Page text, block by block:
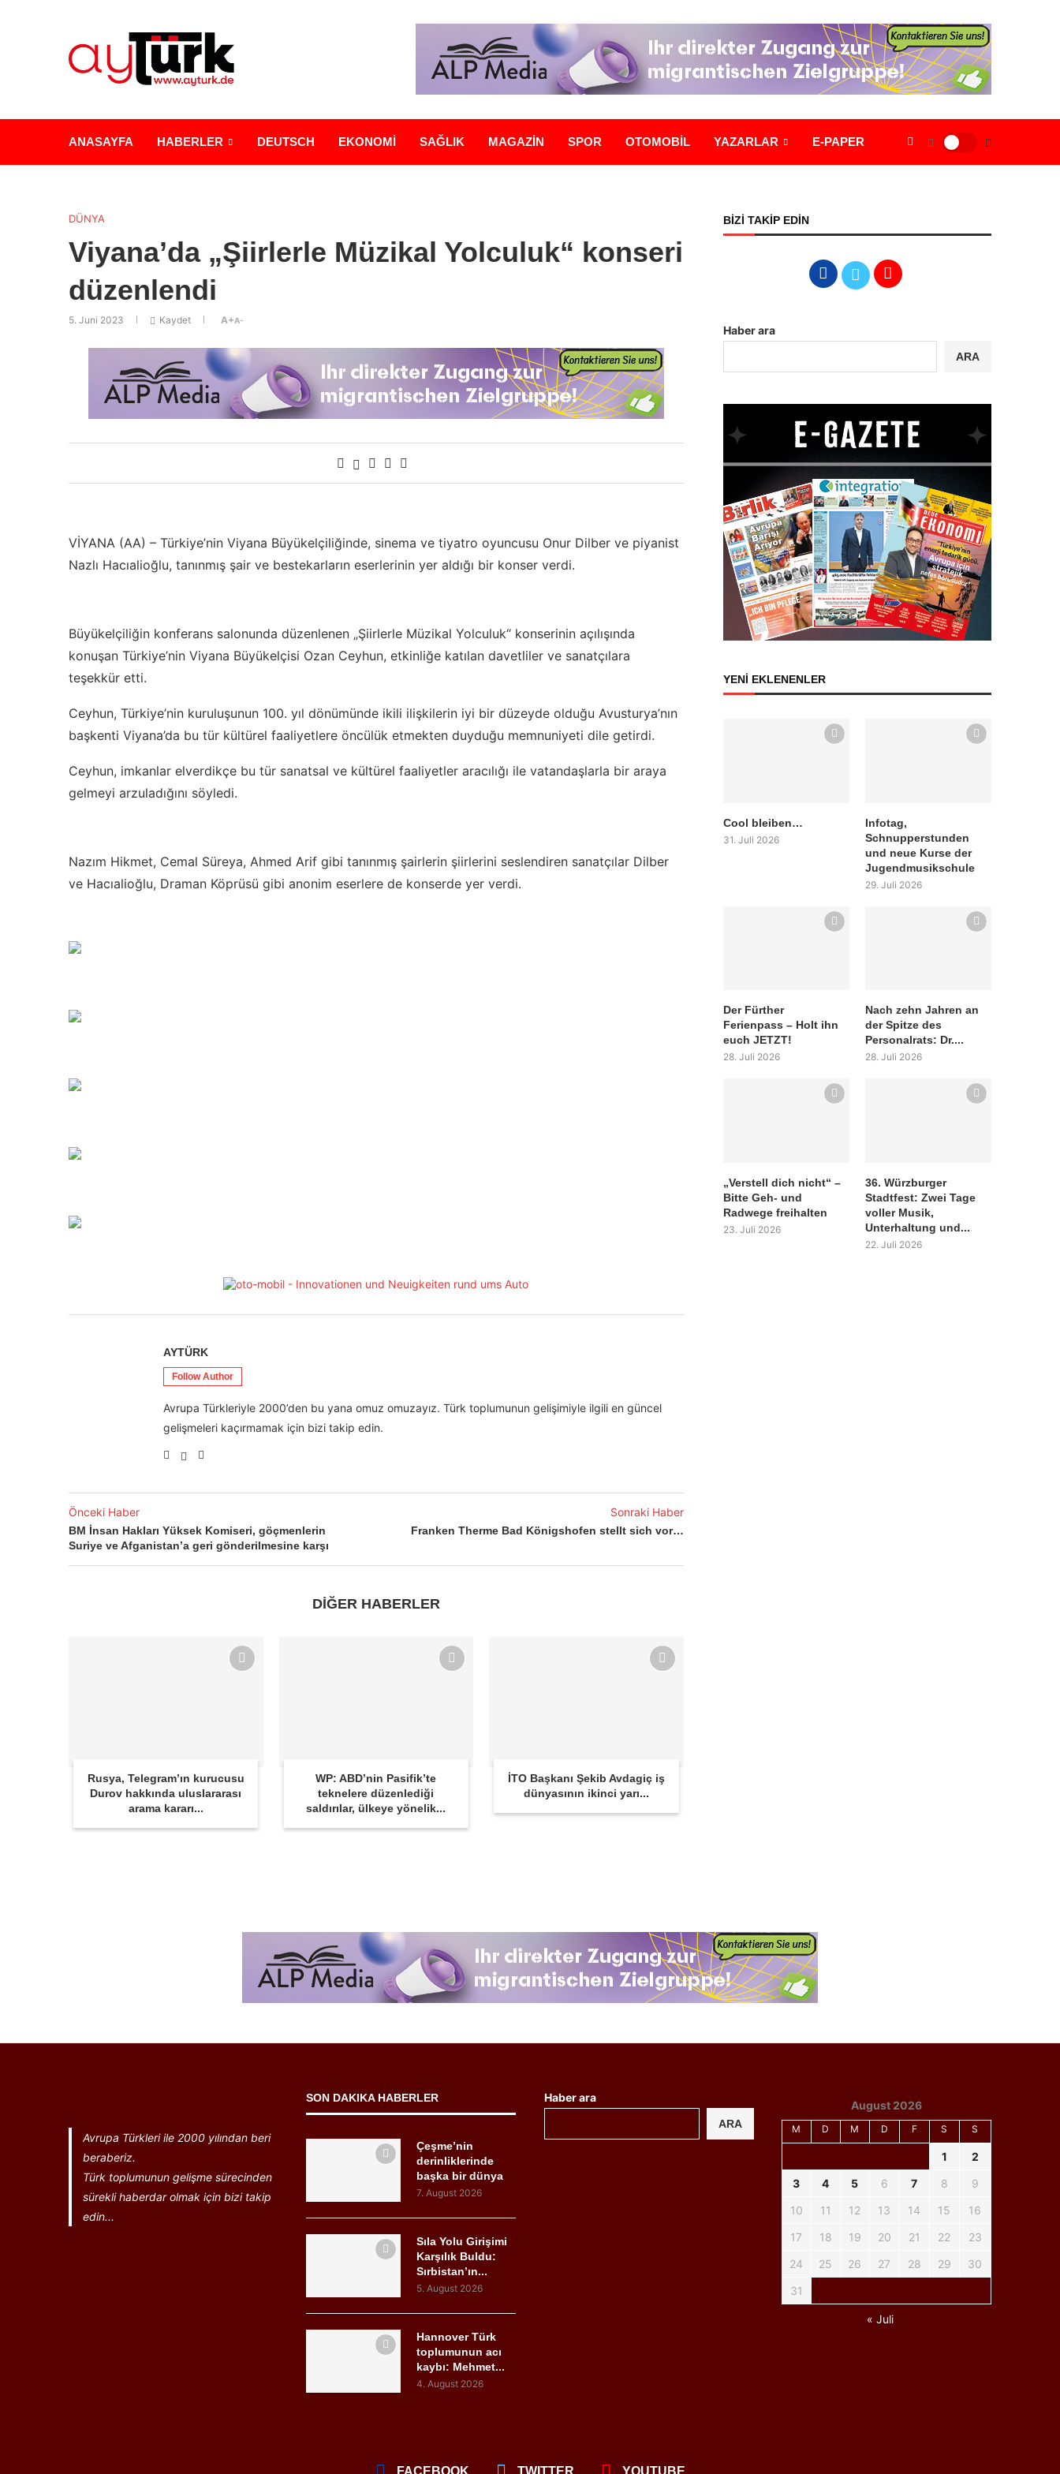
ANASAYFA HABERLER DEUTSCH EKONOMİ SAĞLIK MAGAZİN SPOR OTOMOBİL YAZARLAR E-PAPER
DÜNYA
Viyana’da „Şiirlerle Müzikal Yolculuk“ konseri
düzenlendi
5. Juni 2023 Kaydet A+A-
VİYANA (AA) – Türkiye’nin Viyana Büyükelçiliğinde, sinema ve tiyatro oyuncusu Onur Dilber ve piyanist
Nazlı Hacıalioğlu, tanınmış şair ve bestekarların eserlerinin yer aldığı bir konser verdi.
Büyükelçiliğin konferans salonunda düzenlenen „Şiirlerle Müzikal Yolculuk“ konserinin açılışında
konuşan Türkiye’nin Viyana Büyükelçisi Ozan Ceyhun, etkinliğe katılan davetliler ve sanatçılara
teşekkür etti.
Ceyhun, Türkiye’nin kuruluşunun 100. yıl dönümünde ikili ilişkilerin iyi bir düzeyde olduğu Avusturya’nın
başkenti Viyana’da bu tür kültürel faaliyetlere öncülük etmekten duyduğu memnuniyeti dile getirdi.
Ceyhun, imkanlar elverdikçe bu tür sanatsal ve kültürel faaliyetler aracılığı ile vatandaşlarla bir araya
gelmeyi arzuladığını söyledi.
Nazım Hikmet, Cemal Süreya, Ahmed Arif gibi tanınmış şairlerin şiirlerini seslendiren sanatçılar Dilber
ve Hacıalioğlu, Draman Köprüsü gibi anonim eserlere de konserde yer verdi.
AYTÜRK
Follow Author
Avrupa Türkleriyle 2000’den bu yana omuz omuzayız. Türk toplumunun gelişimiyle ilgili en güncel
gelişmeleri kaçırmamak için bizi takip edin.
Önceki Haber
BM İnsan Hakları Yüksek Komiseri, göçmenlerin
Suriye ve Afganistan’a geri gönderilmesine karşı
Sonraki Haber
Franken Therme Bad Königshofen stellt sich vor…
DİĞER HABERLER
Rusya, Telegram’ın kurucusu
Durov hakkında uluslararası
arama kararı...
WP: ABD’nin Pasifik’te
teknelere düzenlediği
saldırılar, ülkeye yönelik...
İTO Başkanı Şekib Avdagiç iş
dünyasının ikinci yarı...
BİZİ TAKİP EDİN
Haber ara
ARA
YENİ EKLENENLER
Cool bleiben…
31. Juli 2026
Infotag,
Schnupperstunden
und neue Kurse der
Jugendmusikschule
29. Juli 2026
Der Fürther
Ferienpass – Holt ihn
euch JETZT!
28. Juli 2026
Nach zehn Jahren an
der Spitze des
Personalrats: Dr....
28. Juli 2026
„Verstell dich nicht“ –
Bitte Geh- und
Radwege freihalten
23. Juli 2026
36. Würzburger
Stadtfest: Zwei Tage
voller Musik,
Unterhaltung und...
22. Juli 2026
Avrupa Türkleri ile 2000 yılından beri
beraberiz.
Türk toplumunun gelişme sürecinden
sürekli haberdar olmak için bizi takip
edin...
SON DAKIKA HABERLER
Çeşme’nin
derinliklerinde
başka bir dünya
7. August 2026
Sıla Yolu Girişimi
Karşılık Buldu:
Sırbistan’ın...
5. August 2026
Hannover Türk
toplumunun acı
kaybı: Mehmet...
4. August 2026
Haber ara
ARA
August 2026
M D M D F S S
1
2
3
4 5 6 7 8
9
10
11 12 13 14 15
16
17
18 19 20 21 22
23
24
25 26 27 28 29
30
31
« Juli
FACEBOOK TWITTER YOUTUBE